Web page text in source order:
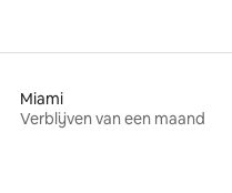
Miami
Verblijven van een maand